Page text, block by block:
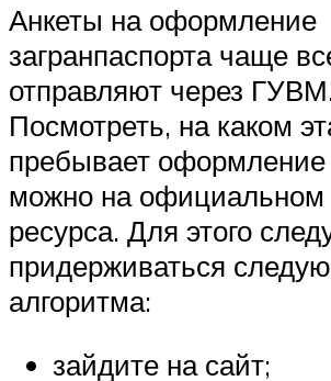
Анкеты на оформление
загранпаспорта чаще
отправляют через
Посмотреть, на каком
пребывает оформление
можно на официальном
ресурса. Для этого
придерживаться
алгоритма:
зайдите на сайт;